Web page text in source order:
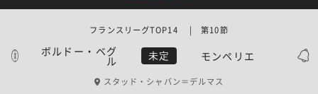
ボルドー・ベグ
ル 未定 モンペリエ
フランスリーグTOP14 | 第10節
スタッド・シャバン＝デルマス